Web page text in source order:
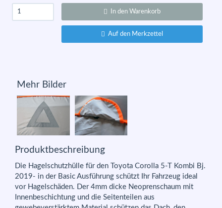
In den Warenkorb
Auf den Merkzettel
Mehr Bilder
Produktbeschreibung
Die Hagelschutzhülle für den Toyota Corolla 5-T Kombi Bj.
2019- in der Basic Ausführung schützt Ihr Fahrzeug ideal
vor Hagelschäden. Der 4mm dicke Neoprenschaum mit
Innenbeschichtung und die Seitenteilen aus